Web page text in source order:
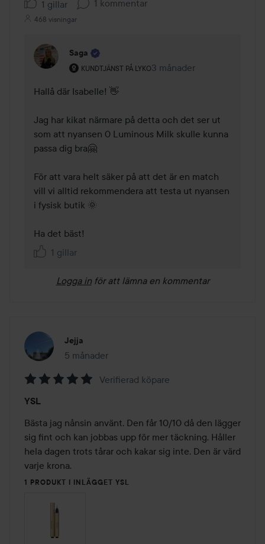
1 gillar 1 kommentar
468 visningar
Saga
KUNDTJÄNST PÅ LYKO
Användarens roll: Kundtjänst på Lyko.
3 månader
Kommentaren lades 3
Hallå där Isabelle! 👋
Jag har kikat närmare på detta och det ser ut
som att nyansen 0 Luminous Milk skulle kunna
passa dig bra🤗
För att vara helt säker på att det är en match
vill vi alltid rekommendera att testa ut nyansen
i fysisk butik 🌞
Ha det bäst!
1 gillar
Logga in för att lämna en kommentar
Jejja
5 månader
Inlägget skapades 5 månader
5
av
5
Verifierad köpare
YSL
Bästa jag nånsin använt. Den får 10/10 då den lägger
sig fint och kan jobbas upp för mer täckning. Håller
hela dagen trots tårar och kakar sig inte. Den är värd
varje krona.
1 PRODUKT I INLÄGGET YSL